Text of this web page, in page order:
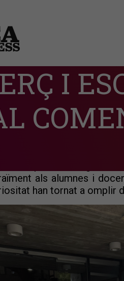
I
als alumnes i
han tornat a omplir